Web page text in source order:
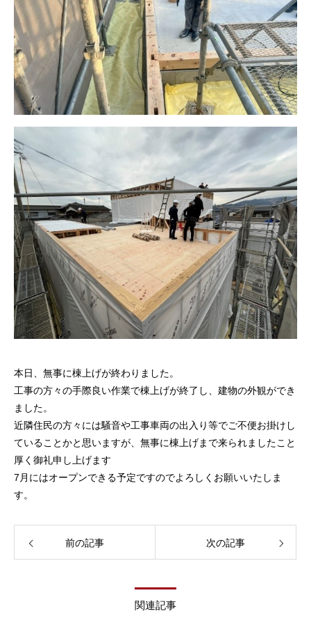
本日、無事に棟上げが終わりました。
工事の方々の手際良い作業で棟上げが終了し、建物の外観ができ
ました。
近隣住民の方々には騒音や工事車両の出入り等でご不便お掛けし
ていることかと思いますが、無事に棟上げまで来られましたこと
厚く御礼申し上げます
7月にはオープンできる予定ですのでよろしくお願いいたしま
す。
前の記事 次の記事
関連記事